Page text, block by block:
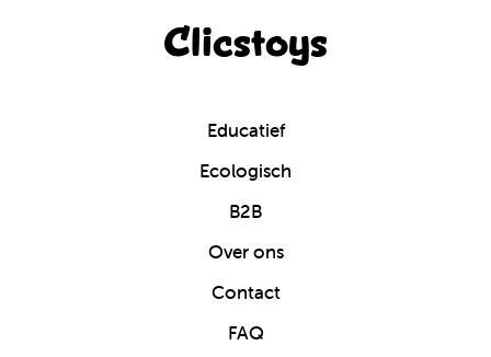
Clicstoys
Educatief
Ecologisch
B2B
Over ons
Contact
FAQ